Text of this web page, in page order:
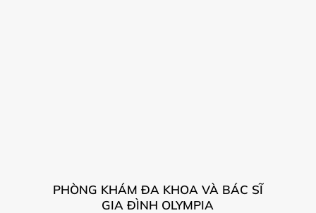
PHÒNG KHÁM ĐA KHOA VÀ BÁC SĨ
GIA ĐÌNH OLYMPIA